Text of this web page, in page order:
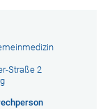
Straße 2